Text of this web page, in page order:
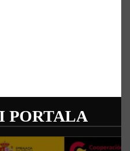
PORTALA